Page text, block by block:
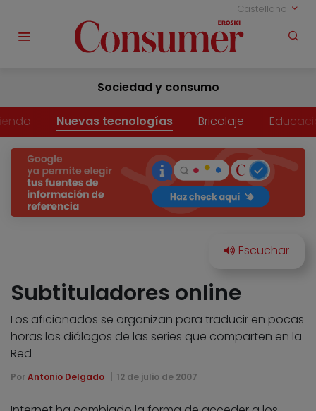
Castellano
Sociedad y consumo
Nuevas tecnologías Bricolaje
Subtituladores online
Los aficionados se organizan para traducir en pocas
horas los diálogos de las series que comparten en la
Red
Por Antonio Delgado 12 de julio de 2007